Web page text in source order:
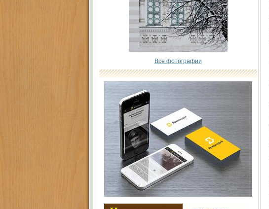
Все фотографии